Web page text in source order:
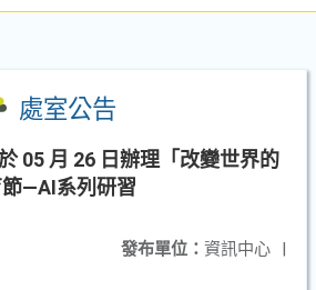
處室公告
05 月 26 日辦理「改變世界的
—AI系列研習
發布單位： 資訊中心 |